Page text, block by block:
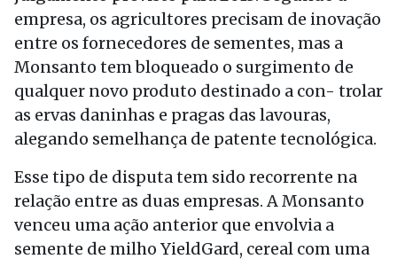
empresa, os agricultores precisam de inovação
entre os fornecedores de sementes, mas a
Monsanto tem bloqueado o surgimento de
qualquer novo produto destinado a con- trolar
as ervas daninhas e pragas das lavouras,
alegando semelhança de patente tecnológica.
Esse tipo de disputa tem sido recorrente na
relação entre as duas empresas. A Monsanto
venceu uma ação anterior que envolvia a
semente de milho YieldGard, cereal com uma